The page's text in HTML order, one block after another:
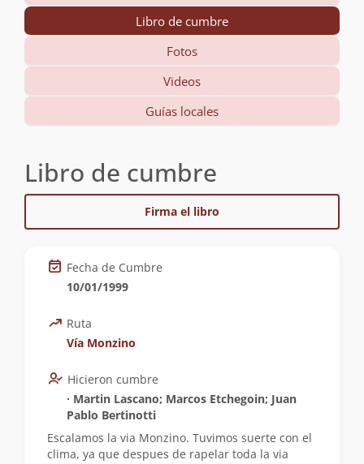
Libro de cumbre
Fotos
Videos
Guías locales
Libro de cumbre
Firma el libro
Fecha de Cumbre
10/01/1999
Ruta
Vía Monzino
Hicieron cumbre
∙ Martin Lascano; Marcos Etchegoin; Juan
Pablo Bertinotti
Escalamos la via Monzino. Tuvimos suerte con el
clima, ya que despues de rapelar toda la via